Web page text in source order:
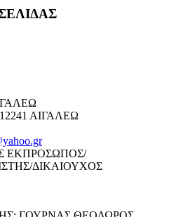
ΑΙΓΑΛΕΩ
ΕΚΠΡΟΣΩΠΟΣ/
ΔΙΚΑΙΟΥΧΟΣ